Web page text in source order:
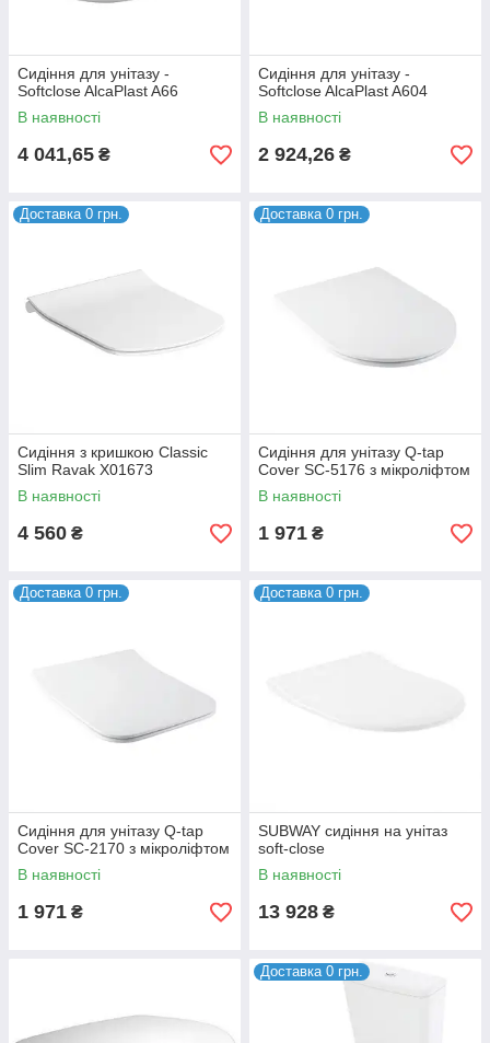
Сидіння для унітазу -
Softclose AlcaPlast A66
В наявності
4 041,65 ₴
Сидіння для унітазу -
Softclose AlcaPlast A604
В наявності
2 924,26 ₴
Доставка 0 грн.
Сидіння з кришкою Classic
Slim Ravak X01673
В наявності
4 560 ₴
Доставка 0 грн.
Сидіння для унітазу Q-tap
Cover SC-5176 з мікроліфтом
В наявності
1 971 ₴
Доставка 0 грн.
Сидіння для унітазу Q-tap
Cover SC-2170 з мікроліфтом
В наявності
1 971 ₴
Доставка 0 грн.
SUBWAY сидіння на унітаз
soft-close
В наявності
13 928 ₴
Доставка 0 грн.